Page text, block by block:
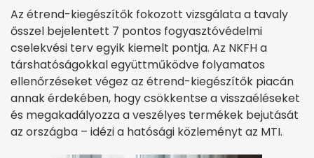
Az étrend-kiegészítők fokozott vizsgálata a tavaly
ősszel bejelentett 7 pontos fogyasztóvédelmi
cselekvési terv egyik kiemelt pontja. Az NKFH a
társhatóságokkal együttműködve folyamatos
ellenőrzéseket végez az étrend-kiegészítők piacán
annak érdekében, hogy csökkentse a visszaéléseket
és megakadályozza a veszélyes termékek bejutását
az országba – idézi a hatósági közleményt az MTI.